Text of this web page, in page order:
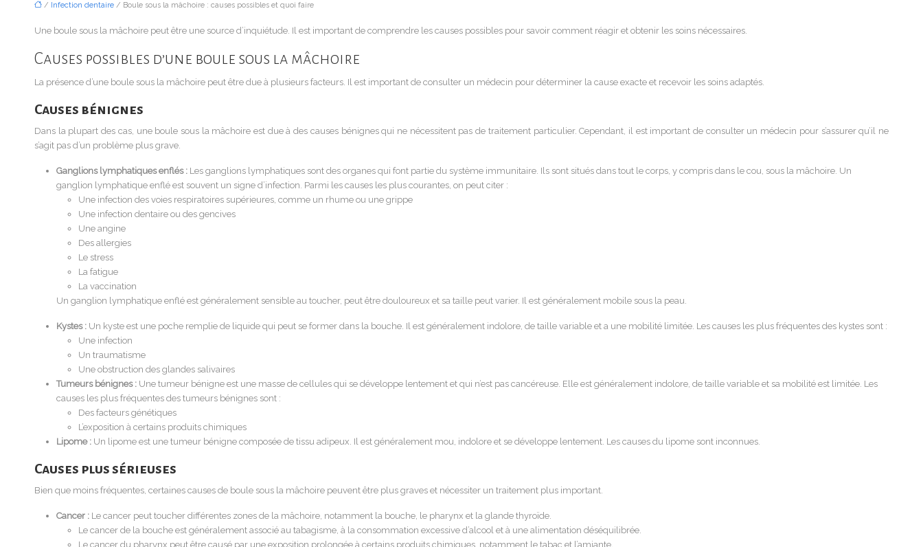
/ Infection dentaire / Boule sous la mâchoire : causes possibles et quoi faire
Une boule sous la mâchoire peut être une source d’inquiétude. Il est important de comprendre les causes possibles pour savoir comment réagir et obtenir les soins nécessaires.
Causes possibles d’une boule sous la mâchoire
La présence d’une boule sous la mâchoire peut être due à plusieurs facteurs. Il est important de consulter un médecin pour déterminer la cause exacte et recevoir les soins adaptés.
Causes bénignes
Dans la plupart des cas, une boule sous la mâchoire est due à des causes bénignes qui ne nécessitent pas de traitement particulier. Cependant, il est important de consulter un médecin pour s’assurer qu’il ne
s’agit pas d’un problème plus grave.
Ganglions lymphatiques enflés : Les ganglions lymphatiques sont des organes qui font partie du système immunitaire. Ils sont situés dans tout le corps, y compris dans le cou, sous la mâchoire. Un
ganglion lymphatique enflé est souvent un signe d’infection. Parmi les causes les plus courantes, on peut citer :
Une infection des voies respiratoires supérieures, comme un rhume ou une grippe
Une infection dentaire ou des gencives
Une angine
Des allergies
Le stress
La fatigue
La vaccination
Un ganglion lymphatique enflé est généralement sensible au toucher, peut être douloureux et sa taille peut varier. Il est généralement mobile sous la peau.
Kystes : Un kyste est une poche remplie de liquide qui peut se former dans la bouche. Il est généralement indolore, de taille variable et a une mobilité limitée. Les causes les plus fréquentes des kystes sont :
Une infection
Un traumatisme
Une obstruction des glandes salivaires
Tumeurs bénignes : Une tumeur bénigne est une masse de cellules qui se développe lentement et qui n’est pas cancéreuse. Elle est généralement indolore, de taille variable et sa mobilité est limitée. Les
causes les plus fréquentes des tumeurs bénignes sont :
Des facteurs génétiques
L’exposition à certains produits chimiques
Lipome : Un lipome est une tumeur bénigne composée de tissu adipeux. Il est généralement mou, indolore et se développe lentement. Les causes du lipome sont inconnues.
Causes plus sérieuses
Bien que moins fréquentes, certaines causes de boule sous la mâchoire peuvent être plus graves et nécessiter un traitement plus important.
Cancer : Le cancer peut toucher différentes zones de la mâchoire, notamment la bouche, le pharynx et la glande thyroïde.
Le cancer de la bouche est généralement associé au tabagisme, à la consommation excessive d’alcool et à une alimentation déséquilibrée.
Le cancer du pharynx peut être causé par une exposition prolongée à certains produits chimiques, notamment le tabac et l’amiante.